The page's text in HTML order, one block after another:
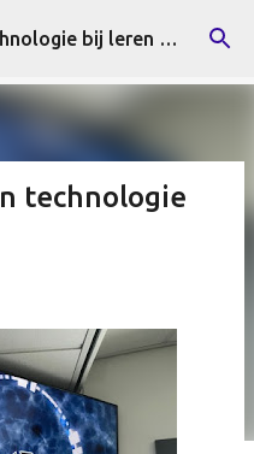
Meerwaarde van leertechnologie bij leren en innoveren
technologie